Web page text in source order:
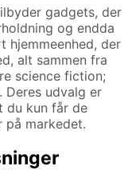
gadgets, der
og endda
hjemmeenhed, der
alt sammen fra
science fiction;
udvalg er
du kun får de
på markedet.